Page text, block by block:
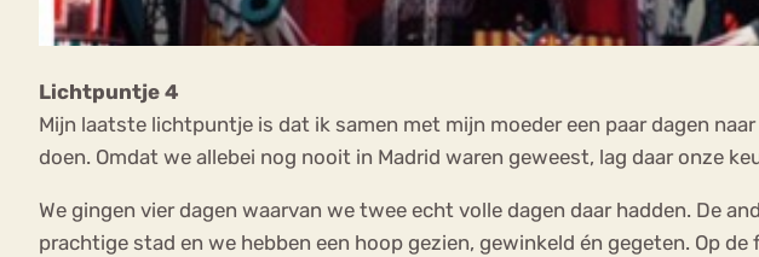
Lichtpuntje 4
Mijn laatste lichtpuntje is dat ik samen met mijn moeder een paar dagen
doen. Omdat we allebei nog nooit in Madrid waren geweest, lag daar onze
We gingen vier dagen waarvan we twee echt volle dagen daar hadden. De
prachtige stad en we hebben een hoop gezien, gewinkeld én gegeten. Op